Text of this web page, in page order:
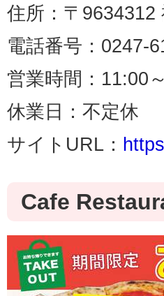
住所：〒9634312
電話番号：0247-
営業時間：11:00
休業日：不定休
サイトURL：
Cafe